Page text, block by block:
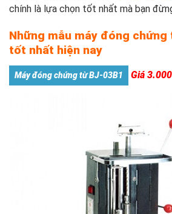
chính là lựa chọn tốt nhất mà bạn
Những mẫu máy đóng
tốt nhất hiện nay
Máy đóng chứng từ BJ-03B1 Giá